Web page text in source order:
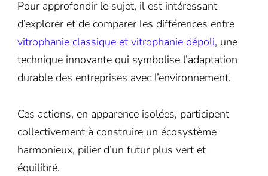
Pour approfondir le sujet, il est intéressant
d’explorer et de comparer les différences entre
vitrophanie classique et vitrophanie dépoli, une
technique innovante qui symbolise l’adaptation
durable des entreprises avec l’environnement.
Ces actions, en apparence isolées, participent
collectivement à construire un écosystème
harmonieux, pilier d’un futur plus vert et
équilibré.